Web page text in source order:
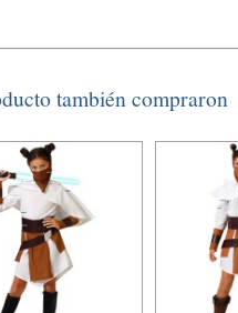
también compraron